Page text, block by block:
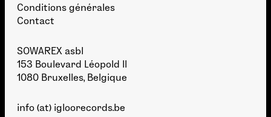
Conditions générales
Contact
SOWAREX asbl
153 Boulevard Léopold II
1080 Bruxelles, Belgique
info (at) igloorecords.be